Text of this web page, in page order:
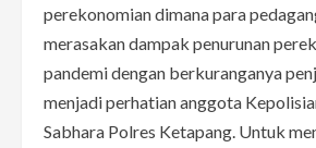
perekonomian dimana para
merasakan dampak penurunan
pandemi dengan berkuranganya
menjadi perhatian anggota
Sabhara Polres Ketapang. Untuk